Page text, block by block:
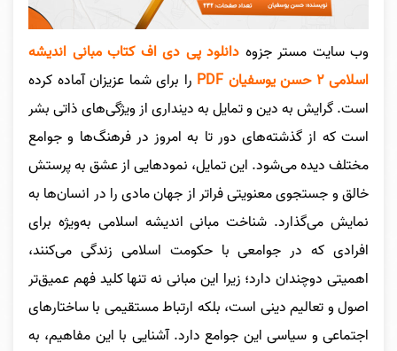
وب سایت مستر جزوه دانلود پی دی اف کتاب مبانی اندیشه
اسلامی ۲ حسن یوسفیان PDF
را برای شما عزیزان آماده کرده
است. گرایش به دین و تمایل به دینداری از ویژگی‌های ذاتی بشر
است که از گذشته‌های دور تا به امروز در فرهنگ‌ها و جوامع
مختلف دیده می‌شود. این تمایل، نمودهایی از عشق به پرستش
خالق و جستجوی معنویتی فراتر از جهان مادی را در انسان‌ها به
نمایش می‌گذارد. شناخت مبانی اندیشه اسلامی به‌ویژه برای
افرادی که در جوامعی با حکومت اسلامی زندگی می‌کنند،
اهمیتی دوچندان دارد؛ زیرا این مبانی نه تنها کلید فهم عمیق‌تر
اصول و تعالیم دینی است، بلکه ارتباط مستقیمی با ساختارهای
اجتماعی و سیاسی این جوامع دارد. آشنایی با این مفاهیم، به